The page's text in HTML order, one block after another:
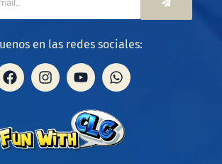
en las redes sociales: